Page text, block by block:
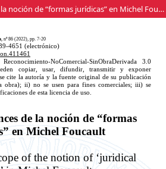
Sentido y alcances de la noción de “formas jurídicas” en Michel Foucault